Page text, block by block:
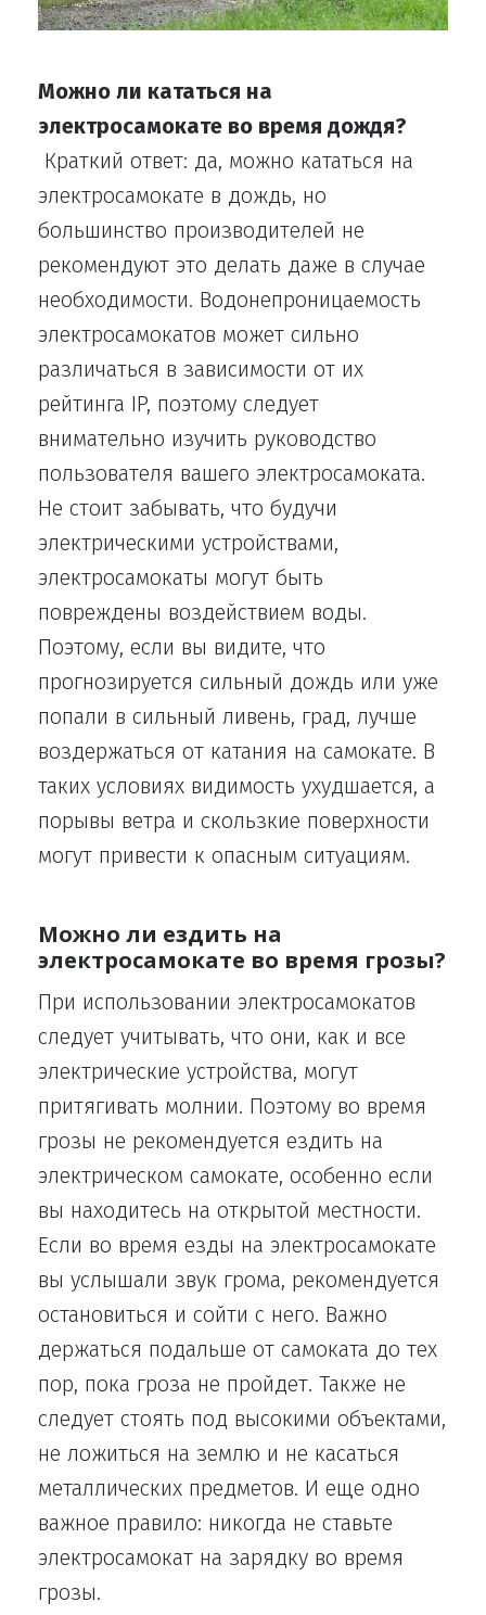
Можно ли кататься на
электросамокате во время дождя?
Краткий ответ: да, можно кататься на
электросамокате в дождь, но
большинство производителей не
рекомендуют это делать даже в случае
необходимости. Водонепроницаемость
электросамокатов может сильно
различаться в зависимости от их
рейтинга IP, поэтому следует
внимательно изучить руководство
пользователя вашего электросамоката.
Не стоит забывать, что будучи
электрическими устройствами,
электросамокаты могут быть
повреждены воздействием воды.
Поэтому, если вы видите, что
прогнозируется сильный дождь или уже
попали в сильный ливень, град, лучше
воздержаться от катания на самокате. В
таких условиях видимость ухудшается, а
порывы ветра и скользкие поверхности
могут привести к опасным ситуациям.
Можно ли ездить на
электросамокате во время грозы?
При использовании электросамокатов
следует учитывать, что они, как и все
электрические устройства, могут
притягивать молнии. Поэтому во время
грозы не рекомендуется ездить на
электрическом самокате, особенно если
вы находитесь на открытой местности.
Если во время езды на электросамокате
вы услышали звук грома, рекомендуется
остановиться и сойти с него. Важно
держаться подальше от самоката до тех
пор, пока гроза не пройдет. Также не
следует стоять под высокими объектами,
не ложиться на землю и не касаться
металлических предметов. И еще одно
важное правило: никогда не ставьте
электросамокат на зарядку во время
грозы.